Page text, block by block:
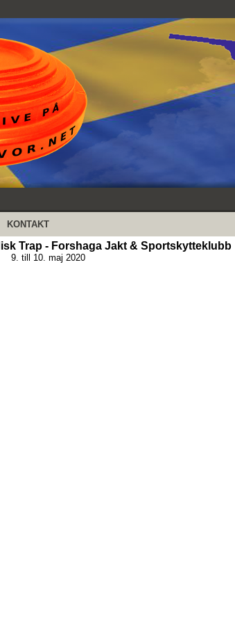
KONTAKT
Trap - Forshaga Jakt & Sportskytteklubb
9. till 10. maj 2020